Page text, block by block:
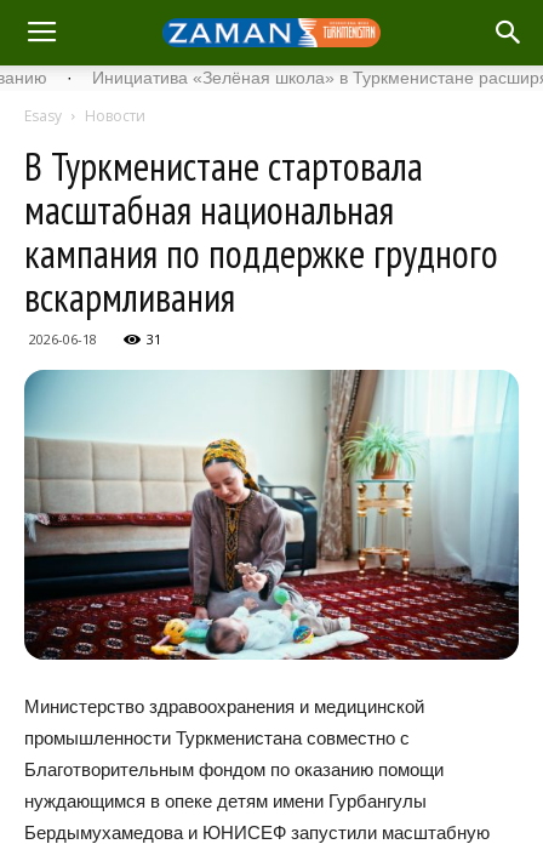
Инициатива «Зелёная школа» в Туркменистане расширяет свой
Esasy Новости
В Туркменистане стартовала
масштабная национальная
кампания по поддержке грудного
вскармливания
2026-06-18 31
Министерство здравоохранения и медицинской
промышленности Туркменистана совместно с
Благотворительным фондом по оказанию помощи
нуждающимся в опеке детям имени Гурбангулы
Бердымухамедова и ЮНИСЕФ запустили масштабную